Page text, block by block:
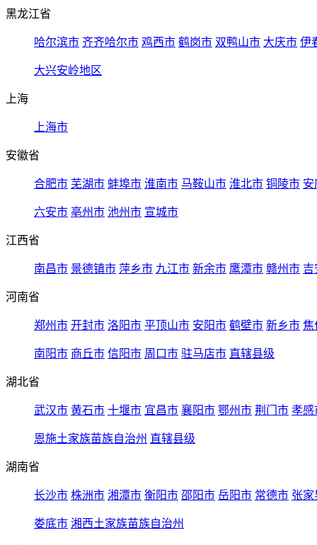
黑龙江省
哈尔滨市 齐齐哈尔市 鸡西市 鹤岗市 双鸭山市 大庆市 伊
大兴安岭地区
上海
上海市
安徽省
合肥市 芜湖市 蚌埠市 淮南市 马鞍山市 淮北市 铜陵市 安
六安市 亳州市 池州市 宣城市
江西省
南昌市 景德镇市 萍乡市 九江市 新余市 鹰潭市 赣州市 吉
河南省
郑州市 开封市 洛阳市 平顶山市 安阳市 鹤壁市 新乡市 焦
南阳市 商丘市 信阳市 周口市 驻马店市 直辖县级
湖北省
武汉市 黄石市 十堰市 宜昌市 襄阳市 鄂州市 荆门市 孝感
恩施土家族苗族自治州 直辖县级
湖南省
长沙市 株洲市 湘潭市 衡阳市 邵阳市 岳阳市 常德市 张家
娄底市 湘西土家族苗族自治州